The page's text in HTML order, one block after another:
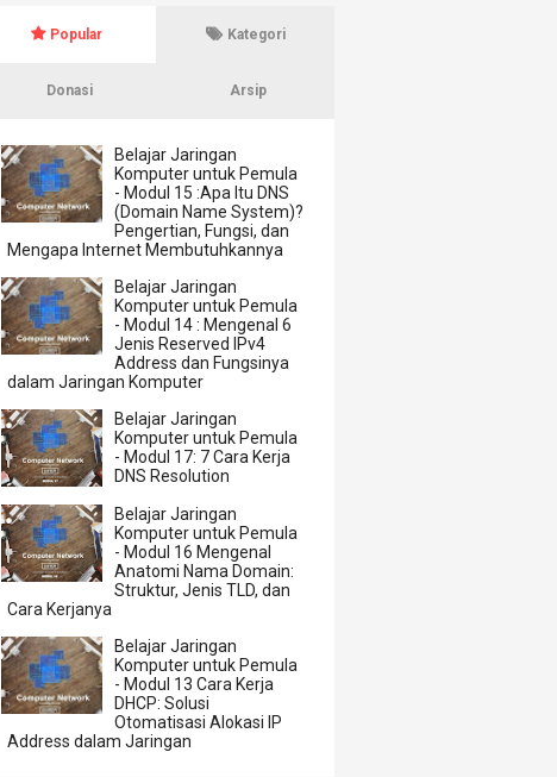
Popular Kategori
Donasi Arsip
Belajar Jaringan
Komputer untuk Pemula
- Modul 15 :Apa Itu DNS
(Domain Name System)?
Pengertian, Fungsi, dan
Mengapa Internet Membutuhkannya
Belajar Jaringan
Komputer untuk Pemula
- Modul 14 : Mengenal 6
Jenis Reserved IPv4
Address dan Fungsinya
dalam Jaringan Komputer
Belajar Jaringan
Komputer untuk Pemula
- Modul 17: 7 Cara Kerja
DNS Resolution
Belajar Jaringan
Komputer untuk Pemula
- Modul 16 Mengenal
Anatomi Nama Domain:
Struktur, Jenis TLD, dan
Cara Kerjanya
Belajar Jaringan
Komputer untuk Pemula
- Modul 13 Cara Kerja
DHCP: Solusi
Otomatisasi Alokasi IP
Address dalam Jaringan